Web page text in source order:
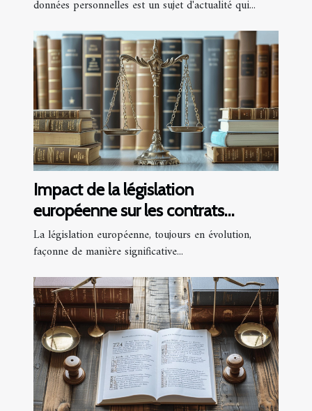
données personnelles est un sujet d'actualité qui...
Impact de la législation
européenne sur les contrats
numériques
La législation européenne, toujours en évolution,
façonne de manière significative...